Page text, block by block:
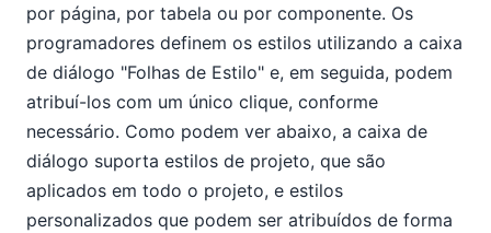
por página, por tabela ou por componente. Os
programadores definem os estilos utilizando a caixa
de diálogo "Folhas de Estilo" e, em seguida, podem
atribuí-los com um único clique, conforme
necessário. Como podem ver abaixo, a caixa de
diálogo suporta estilos de projeto, que são
aplicados em todo o projeto, e estilos
personalizados que podem ser atribuídos de forma